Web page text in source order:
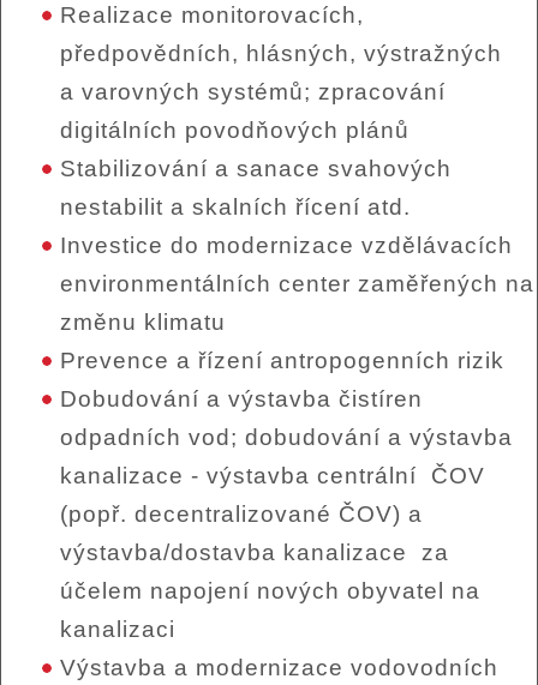
Realizace monitorovacích,
předpovědních, hlásných, výstražných
a varovných systémů; zpracování
digitálních povodňových plánů
Stabilizování a sanace svahových
nestabilit a skalních řícení atd.
Investice do modernizace vzdělávacích
environmentálních center zaměřených na
změnu klimatu
Prevence a řízení antropogenních rizik
Dobudování a výstavba čistíren
odpadních vod; dobudování a výstavba
kanalizace - výstavba centrální ČOV
(popř. decentralizované ČOV) a
výstavba/dostavba kanalizace za
účelem napojení nových obyvatel na
kanalizaci
Výstavba a modernizace vodovodních